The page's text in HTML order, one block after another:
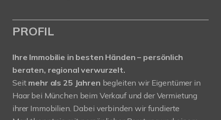
PROFIL
Ihre Immobilie in besten Händen – persönlich
beraten, regional verwurzelt.
Seit mehr als 25 Jahren begleiten wir Eigentümer in
Haar bei München beim Verkauf und der Vermietung
ihrer Immobilien. Dabei verbinden wir fundierte